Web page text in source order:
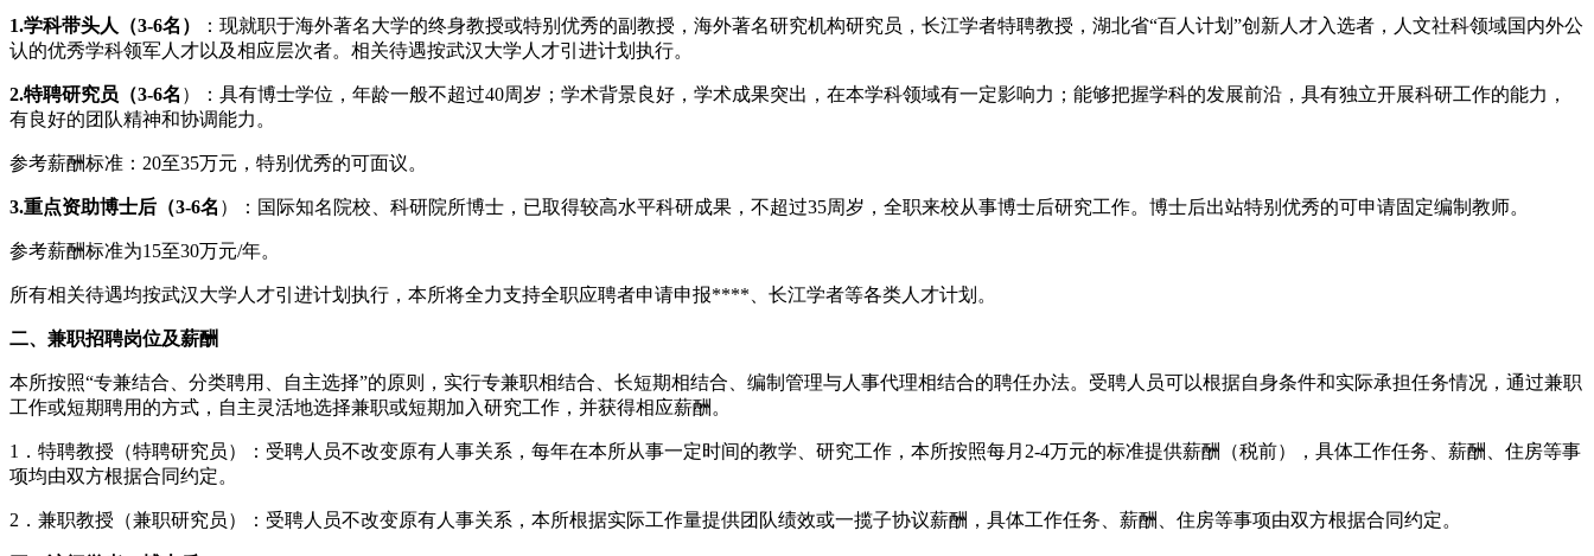
1.学科带头人（3-6名）
：现就职于海外著名大学的终身教授或特别优秀的副教授，海外著名研究机构研究员，长江学者特聘教授，湖北省“百人计划”创新人才入选者，人文社科领域国内外公
认的优秀学科领军人才以及相应层次者。相关待遇按武汉大学人才引进计划执行。
2.特聘研究员（3-6名 ）：具有博士学位，年龄一般不超过40周岁；学术背景良好，学术成果突出，在本学科领域有一定影响力；能够把握学科的发展前沿，具有独立开展科研工作的能力，
有良好的团队精神和协调能力。
参考薪酬标准：20至35万元，特别优秀的可面议。
3.重点资助博士后（3-6名 ）：国际知名院校、科研院所博士，已取得较高水平科研成果，不超过35周岁，全职来校从事博士后研究工作。博士后出站特别优秀的可申请固定编制教师。
参考薪酬标准为15至30万元/年。
所有相关待遇均按武汉大学人才引进计划执行，本所将全力支持全职应聘者申请申报****、长江学者等各类人才计划。
二、兼职招聘岗位及薪酬
本所按照“专兼结合、分类聘用、自主选择”的原则，实行专兼职相结合、长短期相结合、编制管理与人事代理相结合的聘任办法。受聘人员可以根据自身条件和实际承担任务情况，通过兼职
工作或短期聘用的方式，自主灵活地选择兼职或短期加入研究工作，并获得相应薪酬。
1．特聘教授（特聘研究员）：受聘人员不改变原有人事关系，每年在本所从事一定时间的教学、研究工作，本所按照每月2-4万元的标准提供薪酬（税前），具体工作任务、薪酬、住房等事
项均由双方根据合同约定。
2．兼职教授（兼职研究员）：受聘人员不改变原有人事关系，本所根据实际工作量提供团队绩效或一揽子协议薪酬，具体工作任务、薪酬、住房等事项由双方根据合同约定。